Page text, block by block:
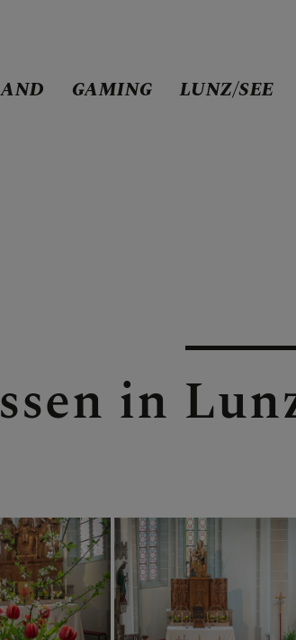
GAMING LUNZ/SEE
in